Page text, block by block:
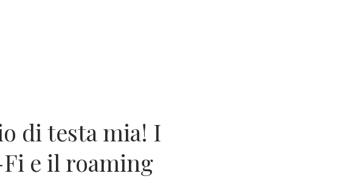
di testa mia! I
e il roaming